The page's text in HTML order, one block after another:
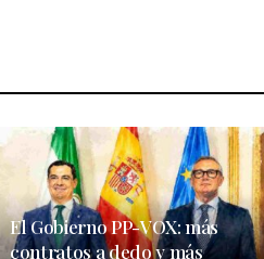
El Gobierno PP-VOX: más
contratos a dedo y más